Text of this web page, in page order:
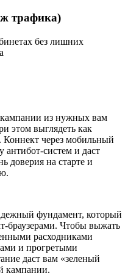
трафика)
без лишних
из нужных вам
этом выглядеть как
через мобильный
антибот-систем и даст
доверия на старте и
фундамент, который
браузерами. Чтобы выжать
расходниками
и прогретыми
даст вам «зеленый
кампании.